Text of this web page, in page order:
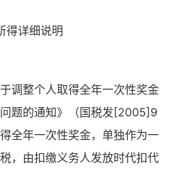
得详细说明
调整个人取得全年一次性奖金
题的通知》（国税发[2005]9
全年一次性奖金，单独作为一
，由扣缴义务人发放时代扣代